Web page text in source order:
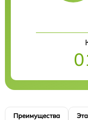
Преимущества